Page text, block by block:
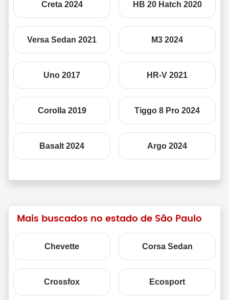
Creta 2024 HB 20 Hatch 2020
Versa Sedan 2021 M3 2024
Uno 2017 HR-V 2021
Corolla 2019 Tiggo 8 Pro 2024
Basalt 2024 Argo 2024
Mais buscados no estado de São Paulo
Chevette Corsa Sedan
Crossfox Ecosport